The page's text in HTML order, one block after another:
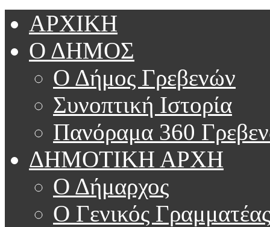
ΑΡΧΙΚΗ
Ο ΔΗΜΟΣ
Ο Δήμος Γρεβενών
Συνοπτική Ιστορία
Πανόραμα 360
ΔΗΜΟΤΙΚΗ ΑΡΧΗ
Ο Δήμαρχος
Ο Γενικός Γραμματέας